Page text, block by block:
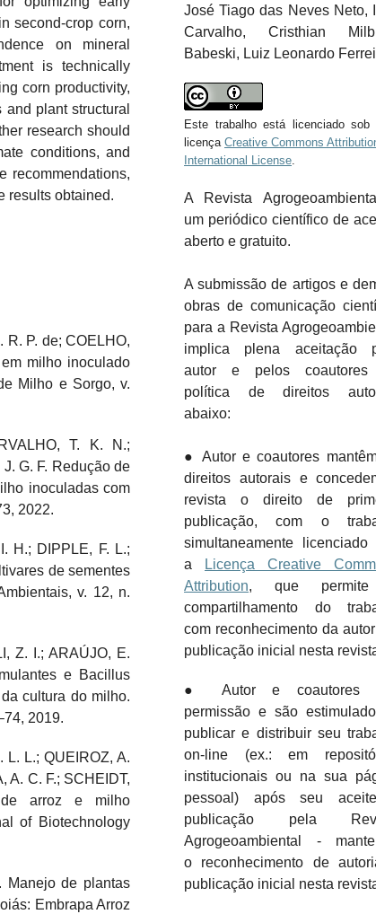
second-crop corn,
on mineral
is technically
corn productivity,
plant structural
research should
conditions, and
recommendations,
results obtained.
R. P. de; COELHO,
milho inoculado
Milho e Sorgo, v.
T. K. N.;
G. F. Redução de
inoculadas com
2022.
H.; DIPPLE, F. L.;
de sementes
v. 12, n.
Z. I.; ARAÚJO, E.
e Bacillus
cultura do milho.
2019.
L. L.; QUEIROZ, A.
A. C. F.; SCHEIDT,
de arroz e milho
of Biotechnology
Manejo de plantas
Embrapa Arroz
José Tiago das Neves Neto,
Carvalho, Cristhian
Babeski, Luiz Leonardo
Este trabalho está licenciado sob
licença Creative Commons
International License
A Revista
um periódico científico de
aberto e gratuito.
A submissão de artigos e
obras de comunicação
para a Revista
implica plena aceitação
autor e pelos
política de direitos
abaixo:
● Autor e coautores
direitos autorais e
revista o direito de
publicação, com o
simultaneamente licenciado
a
Licença Creative
Attribution, que
compartilhamento do
com reconhecimento da
publicação inicial nesta
● Autor e coautores
permissão e são
publicar e distribuir seu
on-line (ex.: em
institucionais ou na sua
pessoal) após seu
publicação pela
Agrogeoambiental -
o reconhecimento de
publicação inicial nesta